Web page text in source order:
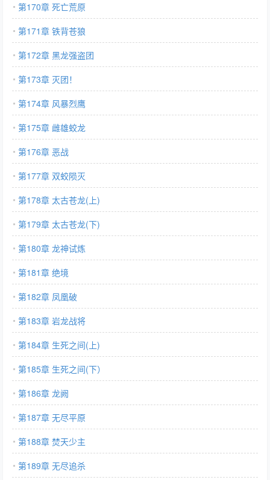
第170章 死亡荒原
第171章 铁背苍狼
第172章 黑龙强盗团
第173章 灭团！
第174章 风暴烈鹰
第175章 雌雄蛟龙
第176章 恶战
第177章 双蛟陨灭
第178章 太古苍龙(上)
第179章 太古苍龙(下)
第180章 龙神试炼
第181章 绝境
第182章 凤凰破
第183章 岩龙战将
第184章 生死之间(上)
第185章 生死之间(下）
第186章 龙阙
第187章 无尽平原
第188章 焚天少主
第189章 无尽追杀